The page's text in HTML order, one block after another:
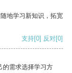
地学习新知识，拓宽
支持[0] 反对[0]
的需求选择学习方